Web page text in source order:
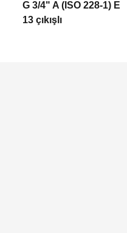
G 3/4" A (ISO 228-1) E
13 çıkışlı